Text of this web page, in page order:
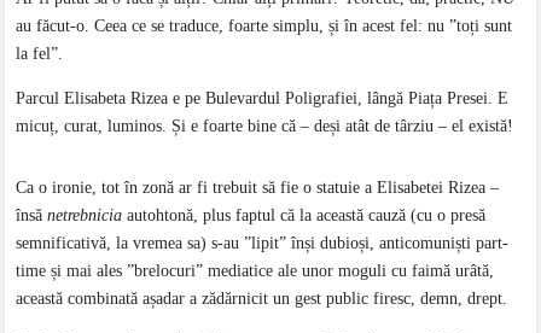
au făcut-o. Ceea ce se traduce, foarte simplu, și în acest fel: nu ”toți sunt
la fel”.
Parcul Elisabeta Rizea e pe Bulevardul Poligrafiei, lângă Piața Presei. E
micuț, curat, luminos. Și e foarte bine că – deși atât de târziu – el există!
Ca o ironie, tot în zonă ar fi trebuit să fie o statuie a Elisabetei Rizea –
însănetrebniciaautohtonă, plus faptul că la această cauză (cu o presă
semnificativă, la vremea sa) s-au ”lipit” înși dubioși, anticomuniști part-
time și mai ales ”brelocuri” mediatice ale unor moguli cu faimă urâtă,
această combinată așadar a zădărnicit un gest public firesc, demn, drept.